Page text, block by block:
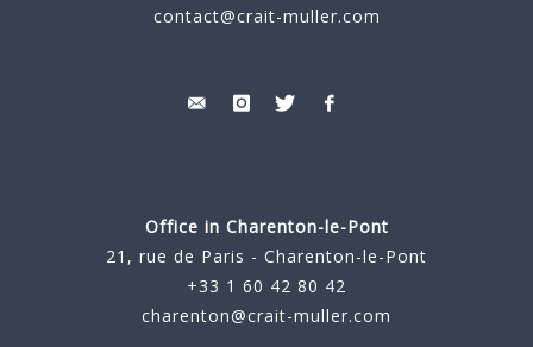
contact@crait-muller.com
Office in Charenton-le-Pont
21, rue de Paris - Charenton-le-Pont
+33 1 60 42 80 42
charenton@crait-muller.com